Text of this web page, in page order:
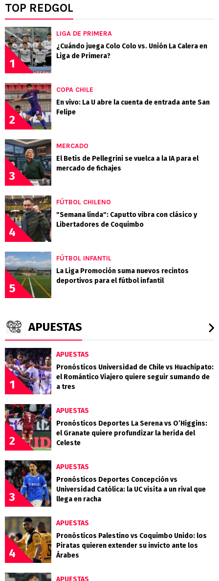
TOP REDGOL
1
LIGA DE PRIMERA
¿Cuándo juega Colo Colo vs. Unión La Calera en
Liga de Primera?
2
COPA CHILE
En vivo: La U abre la cuenta de entrada ante San
Felipe
3
MERCADO
El Betis de Pellegrini se vuelca a la IA para el
mercado de fichajes
4
FÚTBOL CHILENO
"Semana linda": Caputto vibra con clásico y
Libertadores de Coquimbo
5
FÚTBOL INFANTIL
La Liga Promoción suma nuevos recintos
deportivos para el fútbol infantil
APUESTAS
1
APUESTAS
Pronósticos Universidad de Chile vs Huachipato:
el Romántico Viajero quiere seguir sumando de
a tres
2
APUESTAS
Pronósticos Deportes La Serena vs O’Higgins:
el Granate quiere profundizar la herida del
Celeste
3
APUESTAS
Pronósticos Deportes Concepción vs
Universidad Católica: la UC visita a un rival que
llega en racha
4
APUESTAS
Pronósticos Palestino vs Coquimbo Unido: los
Piratas quieren extender su invicto ante los
Árabes
APUESTAS